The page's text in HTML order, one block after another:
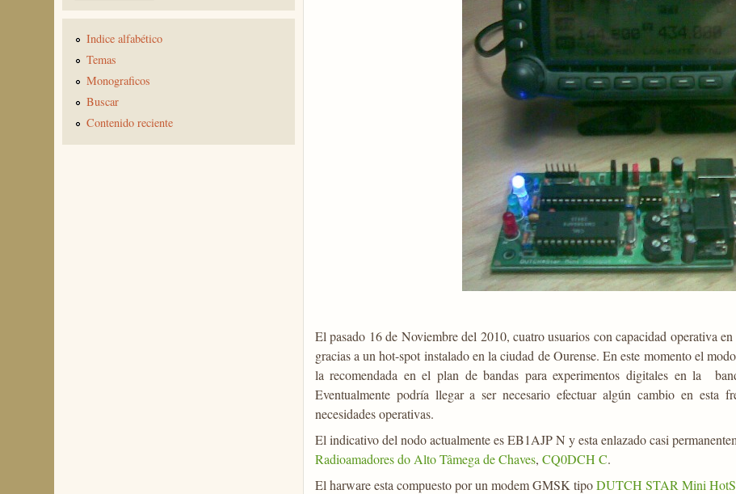
El pasado 16 de Noviembre del 2010, cuatro usuarios con capacidad operativa en
gracias a un hot-spot instalado en la ciudad de Ourense. En este momento el
la recomendada en el plan de bandas para experimentos digitales en la
Eventualmente podría llegar a ser necesario efectuar algún cambio en esta
necesidades operativas.
El indicativo del nodo actualmente es EB1AJP N y esta enlazado casi
Radioamadores do Alto Tâmega de Chaves, CQ0DCH C.
El harware esta compuesto por un modem GMSK tipoDUTCH STAR Mini
Indice alfabético
Temas
Monograficos
Buscar
Contenido reciente